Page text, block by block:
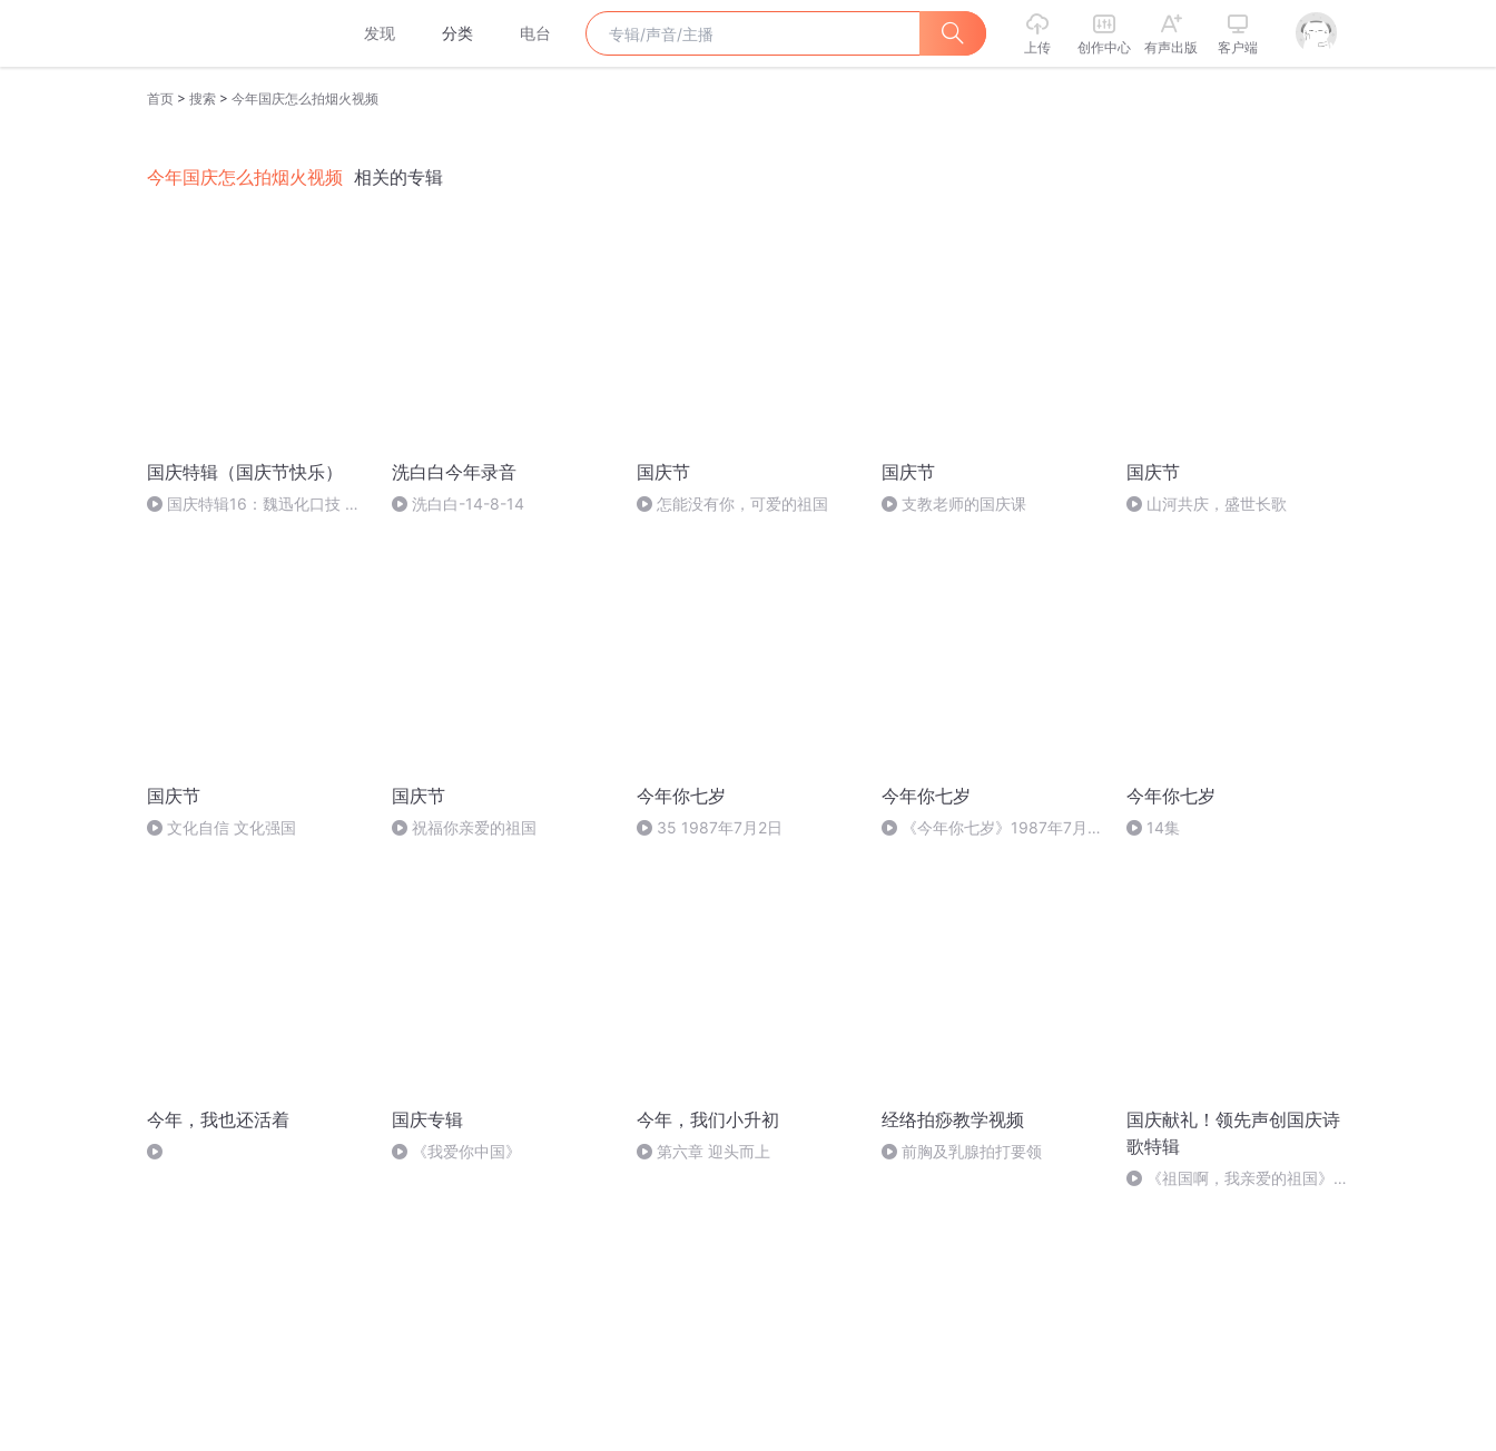
发现 分类 电台
上传 创作中心 有声出版 客户端
首页 > 搜索 > 今年国庆怎么拍烟火视频
今年国庆怎么拍烟火视频 相关的专辑
国庆特辑（国庆节快乐）
国庆特辑16：魏迅化口技 二
洗白白今年录音
洗白白-14-8-14
国庆节
怎能没有你，可爱的祖国
国庆节
支教老师的国庆课
国庆节
山河共庆，盛世长歌
国庆节
文化自信 文化强国
国庆节
祝福你亲爱的祖国
今年你七岁
35 1987年7月2日
今年你七岁
《今年你七岁》1987年7月2
今年你七岁
14集
今年，我也还活着 国庆专辑
《我爱你中国》
今年，我们小升初
第六章 迎头而上
经络拍痧教学视频
前胸及乳腺拍打要领
国庆献礼！领先声创国庆诗
歌特辑
《祖国啊，我亲爱的祖国》温